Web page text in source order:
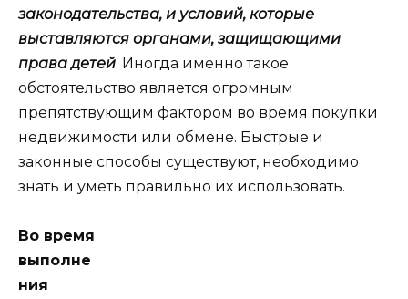
законодательства, и условий, которые
выставляются органами, защищающими
права детей. Иногда именно такое
обстоятельство является огромным
препятствующим фактором во время покупки
недвижимости или обмене. Быстрые и
законные способы существуют, необходимо
знать и уметь правильно их использовать.
Во время
выполне
ния